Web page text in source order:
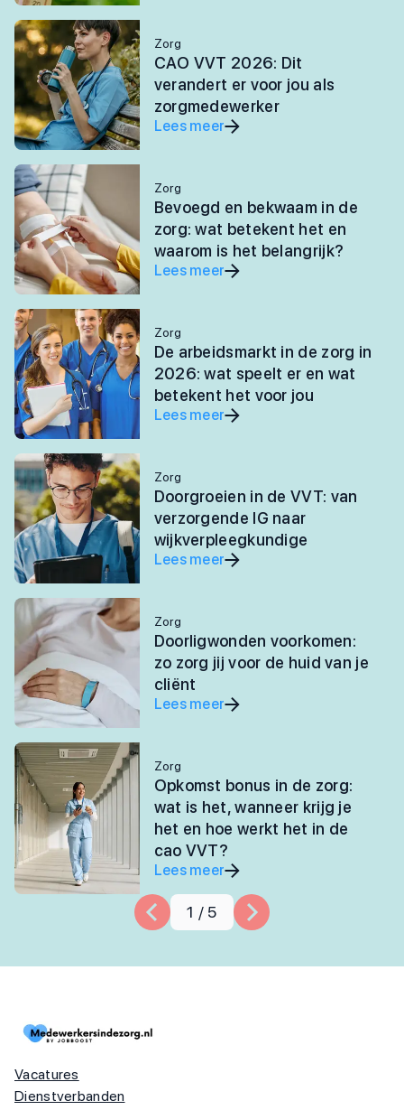
Zorg
CAO VVT 2026: Dit
verandert er voor jou als
zorgmedewerker
Lees meer
Zorg
Bevoegd en bekwaam in de
zorg: wat betekent het en
waarom is het belangrijk?
Lees meer
Zorg
De arbeidsmarkt in de zorg in
2026: wat speelt er en wat
betekent het voor jou
Lees meer
Zorg
Doorgroeien in de VVT: van
verzorgende IG naar
wijkverpleegkundige
Lees meer
Zorg
Doorligwonden voorkomen:
zo zorg jij voor de huid van je
cliënt
Lees meer
Zorg
Opkomst bonus in de zorg:
wat is het, wanneer krijg je
het en hoe werkt het in de
cao VVT?
Lees meer
1 / 5
Vacatures
Dienstverbanden